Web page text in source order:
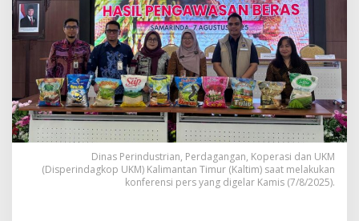
Layak
Dinas Perindustrian, Perdagangan, Koperasi dan UKM
(Disperindagkop UKM) Kalimantan Timur (Kaltim) saat melakukan
konferensi pers yang digelar Kamis (7/8/2025).